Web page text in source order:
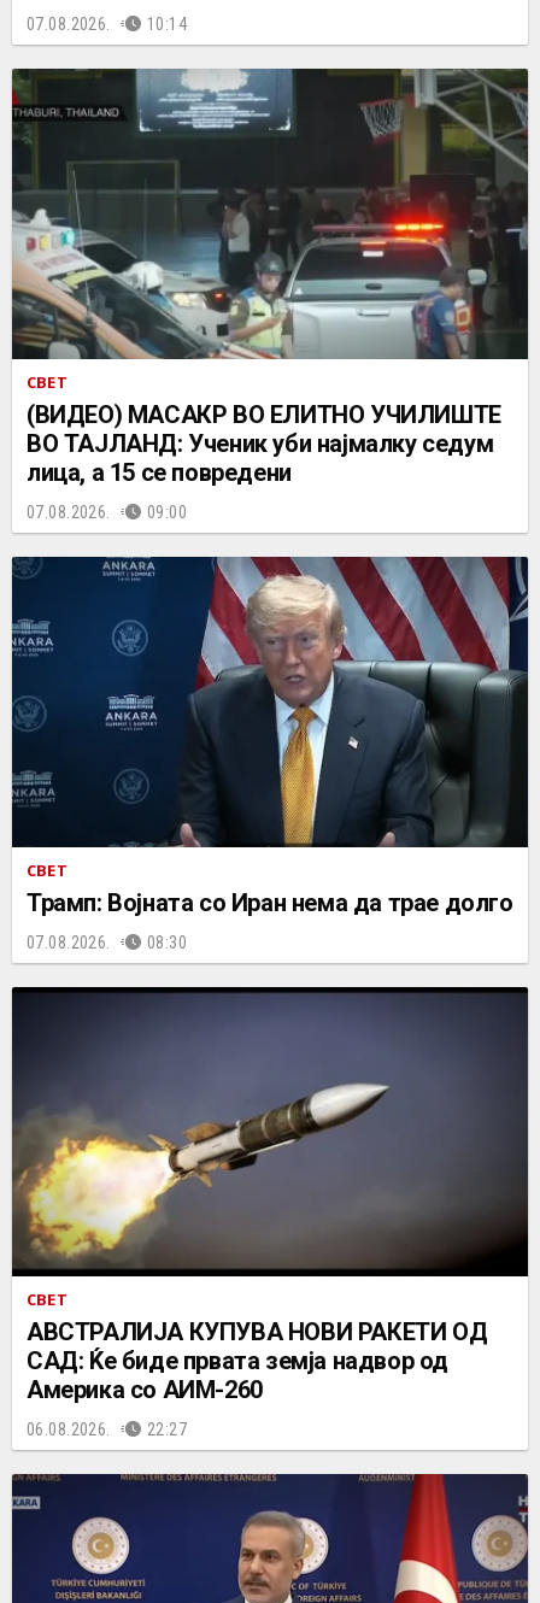
07.08.2026. 10:14
СВЕТ
(ВИДЕО) МАСАКР ВО ЕЛИТНО УЧИЛИШТЕ
ВО ТАЈЛАНД: Ученик уби најмалку седум
лица, а 15 се повредени
07.08.2026. 09:00
СВЕТ
Трамп: Војната со Иран нема да трае долго
07.08.2026. 08:30
СВЕТ
АВСТРАЛИЈА КУПУВА НОВИ РАКЕТИ ОД
САД: Ќе биде првата земја надвор од
Америка со АИМ-260
06.08.2026. 22:27